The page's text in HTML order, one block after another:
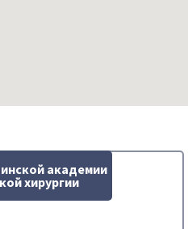
академии
хирургии